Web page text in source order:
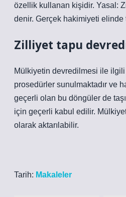
özellik kullanan kişidir. Yasal:
denir. Gerçek hakimiyeti
Zilliyet tapu
Mülkiyetin devredilmesi ile ilgili
prosedürler sunulmaktadır ve
geçerli olan bu döngüler de
için geçerli kabul edilir.
olarak aktarılabilir.
Tarih: Makaleler